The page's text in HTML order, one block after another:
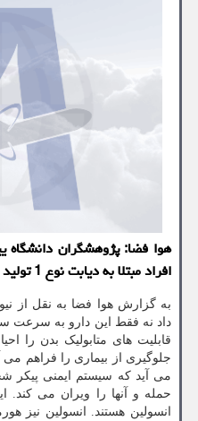
هوا فضا: پژوهشگران
افراد مبتلا به دیابت نوع 1 تولید کردند.
به گزارش هوا فضا به نقل از
داد نه فقط این دارو به سرعت
قابلیت های متابولیک بدن را
جلوگیری از بیماری را فراهم
می آید که سیستم ایمنی پیکر
حمله و آنها را ویران می کند.
انسولین هستند. انسولین نیز